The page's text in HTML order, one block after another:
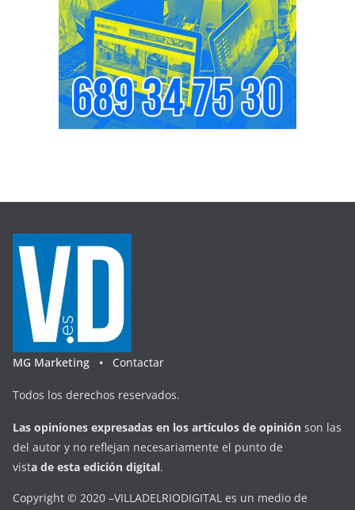
MG Marketing • Contactar
Todos los derechos reservados.
Las opiniones expresadas en los artículos de opinión son las
del autor y no reflejan necesariamente el punto de
vista de esta edición digital.
Copyright © 2020 –VILLADELRIODIGITAL es un medio de